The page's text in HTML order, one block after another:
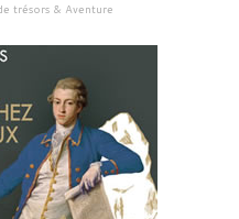
trésors & Aventure